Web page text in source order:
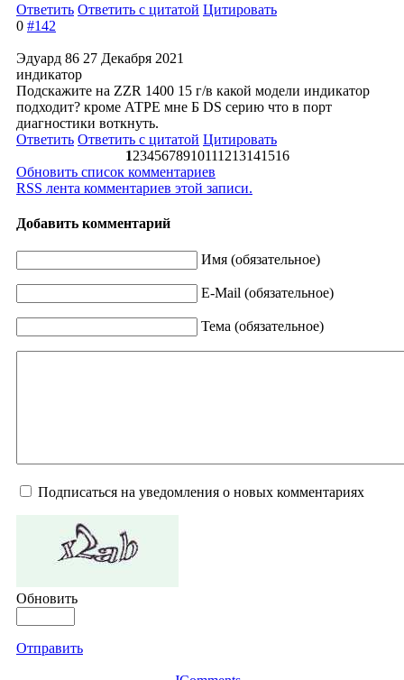
Ответить Ответить с цитатой Цитировать
0 #142
Эдуард 86 27 Декабря 2021
индикатор
Подскажите на ZZR 1400 15 г/в какой модели индикатор
подходит? кроме АТРЕ мне Б DS серию что в порт
диагностики воткнуть.
Ответить Ответить с цитатой Цитировать
12345678910111213141516
Обновить список комментариев
RSS лента комментариев этой записи.
Добавить комментарий
Имя (обязательное)
E-Mail (обязательное)
Тема (обязательное)
Подписаться на уведомления о новых комментариях
Обновить
Отправить